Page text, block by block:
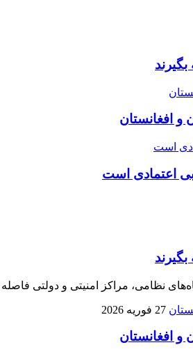
و افغانستان
بی‌ اعتمادی است
نظامی، مراکز امنیتی و دولتی فاصله
27 فوریه 2026
و افغانستان